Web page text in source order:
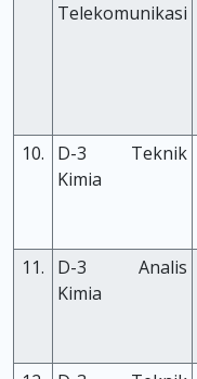
Telekomunikasi
10.
D-3 Teknik
Kimia
11.
D-3 Analis
Kimia